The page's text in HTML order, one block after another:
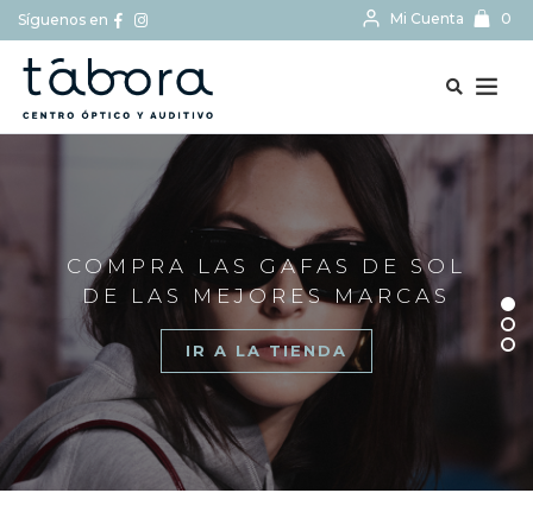
Síguenos en Mi Cuenta 0
COMPRA LAS GAFAS DE SOL
DE LAS MEJORES MARCAS
IR A LA TIENDA